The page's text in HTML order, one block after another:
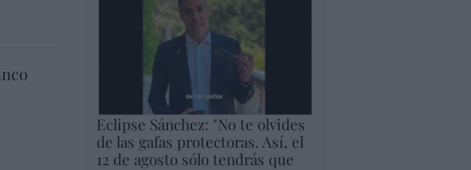
Eclipse Sánchez: "No te olvides
de las gafas protectoras. Así, el
12 de agosto sólo tendrás que